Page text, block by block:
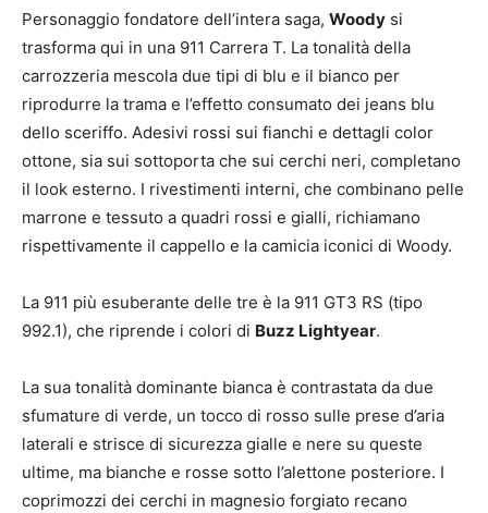
Personaggio fondatore dell’intera saga, Woody si
trasforma qui in una 911 Carrera T. La tonalità della
carrozzeria mescola due tipi di blu e il bianco per
riprodurre la trama e l’effetto consumato dei jeans blu
dello sceriffo. Adesivi rossi sui fianchi e dettagli color
ottone, sia sui sottoporta che sui cerchi neri, completano
il look esterno. I rivestimenti interni, che combinano pelle
marrone e tessuto a quadri rossi e gialli, richiamano
rispettivamente il cappello e la camicia iconici di Woody.
La 911 più esuberante delle tre è la 911 GT3 RS (tipo
992.1), che riprende i colori di Buzz Lightyear.
La sua tonalità dominante bianca è contrastata da due
sfumature di verde, un tocco di rosso sulle prese d’aria
laterali e strisce di sicurezza gialle e nere su queste
ultime, ma bianche e rosse sotto l’alettone posteriore. I
coprimozzi dei cerchi in magnesio forgiato recano